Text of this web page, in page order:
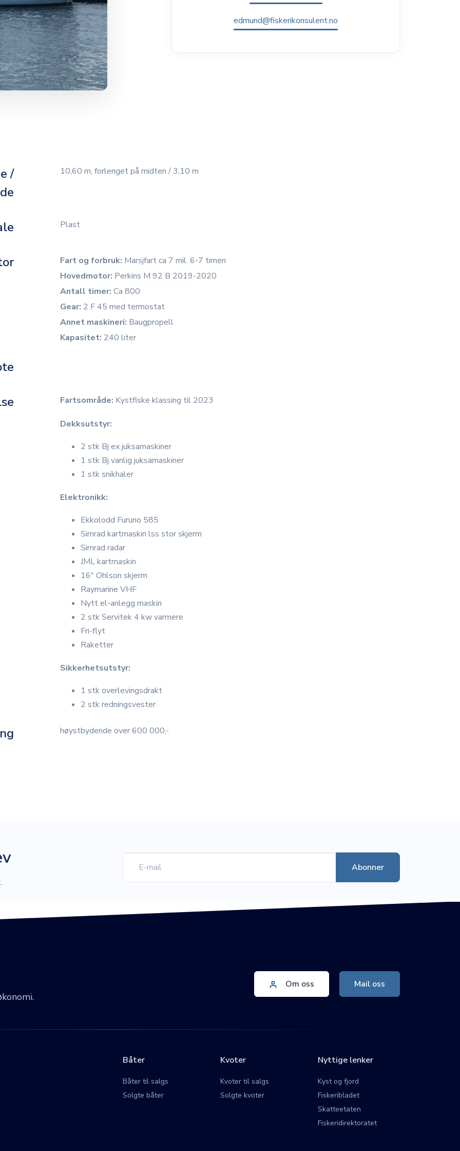
edmund@fiskerikonsulent.no
/
10,60 m, forlenget på midten / 3,10 m
Plast
Fart og forbruk: Marsjfart ca 7 mil. 6-7 timen
Hovedmotor: Perkins M 92 B 2019-2020
Antall timer: Ca 800
Gear: 2 F 45 med termostat
Annet maskineri: Baugpropell
Kapasitet: 240 liter
Fartsområde: Kystfiske klassing til 2023
Dekksutstyr:
2 stk Bj ex juksamaskiner
1 stk Bj vanlig juksamaskiner
1 stk snikhaler
Elektronikk:
Ekkolodd Furuno 585
Simrad kartmaskin lss stor skjerm
Simrad radar
JML kartmaskin
16" Ohlson skjerm
Raymarine VHF
Nytt el-anlegg maskin
2 stk Servitek 4 kw varmere
Fri-flyt
Raketter
Sikkerhetsutstyr:
1 stk overlevingsdrakt
2 stk redningsvester
høystbydende over 600 000,-
Om oss Mail oss
Båter
Båter til salgs
Solgte båter
Kvoter
Kvoter til salgs
Solgte kvoter
Nyttige lenker
Kyst og fjord
Fiskeribladet
Skatteetaten
Fiskeridirektoratet